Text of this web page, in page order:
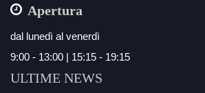
Apertura
dal lunedì al venerdì
9:00 - 13:00 | 15:15 - 19:15
ULTIME NEWS